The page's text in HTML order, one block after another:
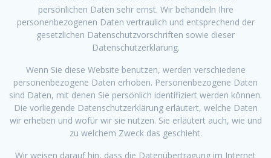
persönlichen Daten sehr ernst. Wir behandeln Ihre
personenbezogenen Daten vertraulich und entsprechend der
gesetzlichen Datenschutzvorschriften sowie dieser
Datenschutzerklärung.
Wenn Sie diese Website benutzen, werden verschiedene
personenbezogene Daten erhoben. Personenbezogene Daten
sind Daten, mit denen Sie persönlich identifiziert werden können.
Die vorliegende Datenschutzerklärung erläutert, welche Daten
wir erheben und wofür wir sie nutzen. Sie erläutert auch, wie und
zu welchem Zweck das geschieht.
Wir weisen darauf hin, dass die Datenübertragung im Internet